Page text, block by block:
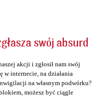
swój absurd
akcji i zgłosił nam swój
w internecie, na działania
na własnym podwórku?
możesz być ciągle